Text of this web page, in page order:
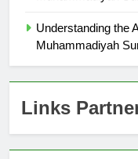
Understanding the
Links